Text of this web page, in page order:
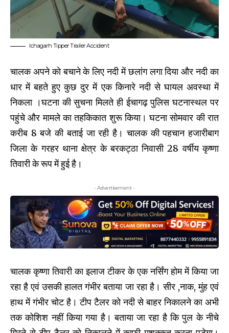
Ichagarh Tipper Trailer Accident
चालक अपने को बचाने के लिए नदी में छलांग लगा दिया और नदी का
धार में बहते हुए कुछ दुर में एक किनारे नदी से घायल अवस्था में
निकला ।घटना की सुचना मिलते ही ईचागढ़ पुलिस घटनास्थल पर
पहुंचे और मामले का तहकिकात शुरू किया। घटना सोमवार की रात
करीब 8 बजे की बताई जा रही है। चालक की पहचान हजारीबाग
जिला के गरहर थाना क्षेत्र के बरकट्ठा निवासी 28 वर्षीय कृष्णा
तिवारी के रूप में हुई है।
- Advertisement -
चालक कृष्णा तिवारी का इलाज टीकर के एक नर्सिंग होम में किया जा
रहा है एवं उसकी हालत गंभीर बताया जा रहा है। सीर ,नाक, मुंह एवं
हाथ में गंभीर चोट है। टीप टैलर को नदी से बाहर निकालने का अभी
तक कोशिश नहीं किया गया है। बताया जा रहा है कि पुल के नीचे